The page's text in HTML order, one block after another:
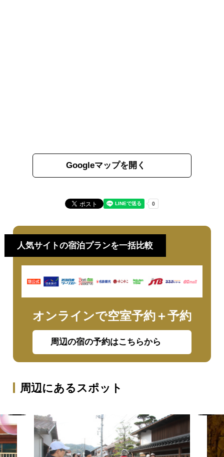
Googleマップを開く
人気サイトの宿泊プランを一括比較
オンラインで空室予約＋予約
周辺の宿の予約はこちらから
周辺にあるスポット